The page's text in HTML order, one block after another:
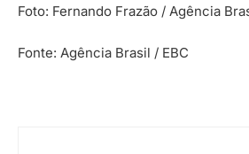
Foto: Fernando Frazão / Agência
Fonte: Agência Brasil / EBC